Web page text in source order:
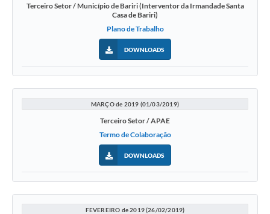
Terceiro Setor / Município de Bariri (Interventor da Irmandade Santa
Casa de Bariri)
Plano de Trabalho
DOWNLOADS
MARÇO de 2019 (01/03/2019)
Terceiro Setor / APAE
Termo de Colaboração
DOWNLOADS
FEVEREIRO de 2019 (26/02/2019)